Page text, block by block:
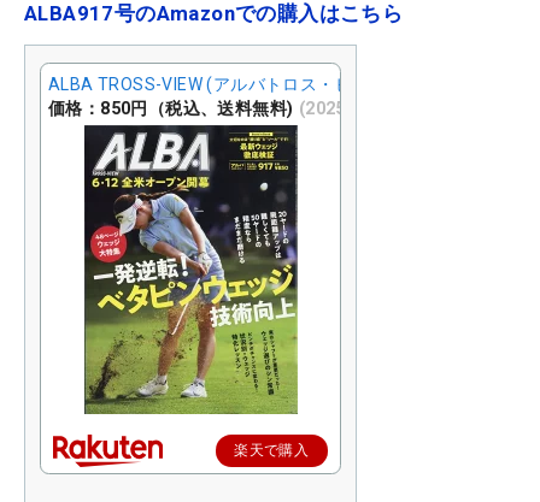
ALBA917号のAmazonでの購入はこちら
ALBA TROSS-VIEW (アルバトロス・ビュー) 2025年 6/26号 [
価格：850円（税込、送料無料) (2025/6/11時点)
楽天で購入